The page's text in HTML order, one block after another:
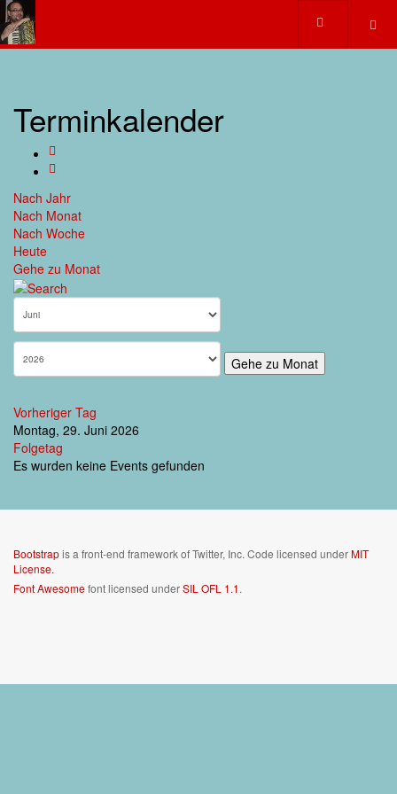
Terminkalender
Nach Jahr
Nach Monat
Nach Woche
Heute
Gehe zu Monat
Gehe zu Monat
Vorheriger Tag
Montag, 29. Juni 2026
Folgetag
Es wurden keine Events gefunden
Bootstrapis a front-end framework of Twitter, Inc. Code licensed underMIT
License.
Font Awesomefont licensed underSIL OFL 1.1.